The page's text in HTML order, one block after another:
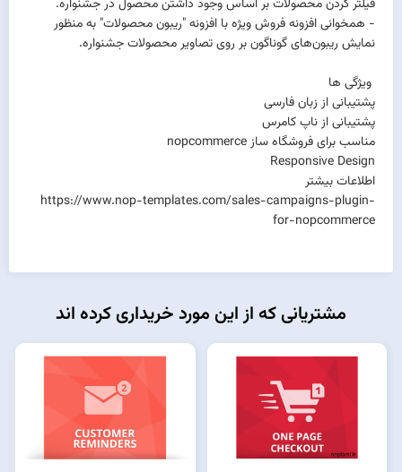
فیلتر کردن محصولات بر اساس وجود داشتن محصول در جشنواره.
- همخوانی افزونه فروش ویژه با افزونه "ریبون محصولات" به منظور
نمایش ریبون‌های گوناگون بر روی تصاویر محصولات جشنواره.
ویژگی ها
پشتیبانی از زبان فارسی
پشتیبانی از ناپ کامرس
مناسب برای فروشگاه ساز nopcommerce
Responsive Design
اطلاعات بیشتر
https://www.nop-templates.com/sales-campaigns-plugin-
for-nopcommerce
مشتریانی که از این مورد خریداری کرده اند